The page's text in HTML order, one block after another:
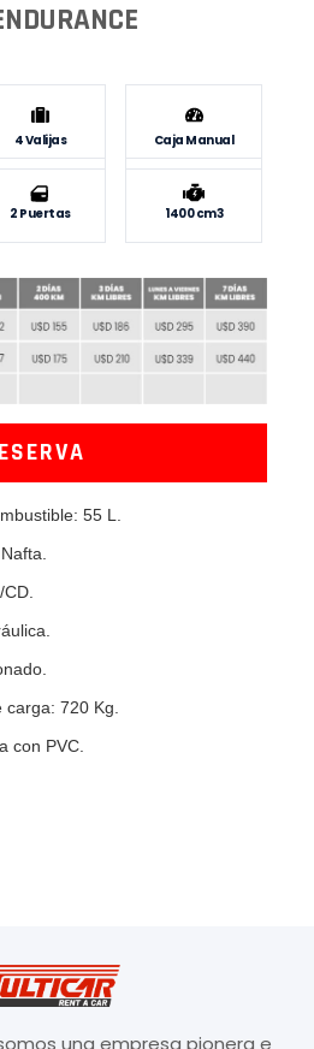
4 Valijas Caja Manual
2 Puertas 1400 cm3
55 L.
CD.
carga: 720 Kg.
con PVC.
una empresa pionera e